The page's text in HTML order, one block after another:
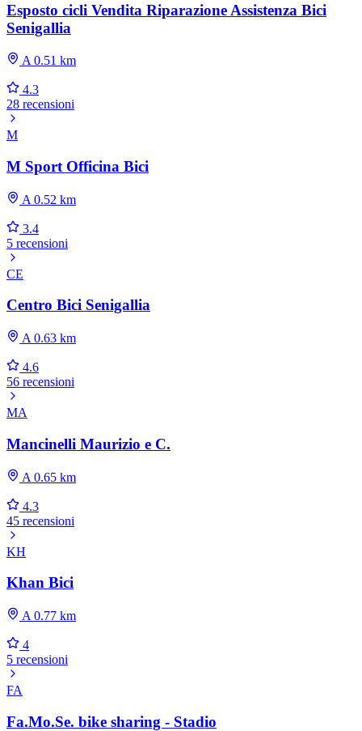
Esposto cicli Vendita Riparazione Assistenza Bici
Senigallia
A 0.51 km
4.3
28 recensioni
M
M Sport Officina Bici
A 0.52 km
3.4
5 recensioni
CE
Centro Bici Senigallia
A 0.63 km
4.6
56 recensioni
MA
Mancinelli Maurizio e C.
A 0.65 km
4.3
45 recensioni
KH
Khan Bici
A 0.77 km
4
5 recensioni
FA
Fa.Mo.Se. bike sharing - Stadio